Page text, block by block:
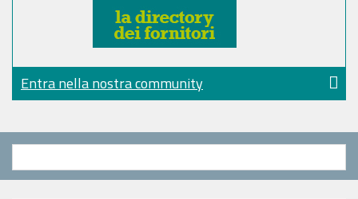
Entra nella nostra community